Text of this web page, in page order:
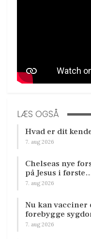
LÆS OGSÅ
Hvad er dit
7. aug 2026
Chelseas nye
på Jesus i
7. aug 2026
Nu kan
forebygge
7. aug 2026